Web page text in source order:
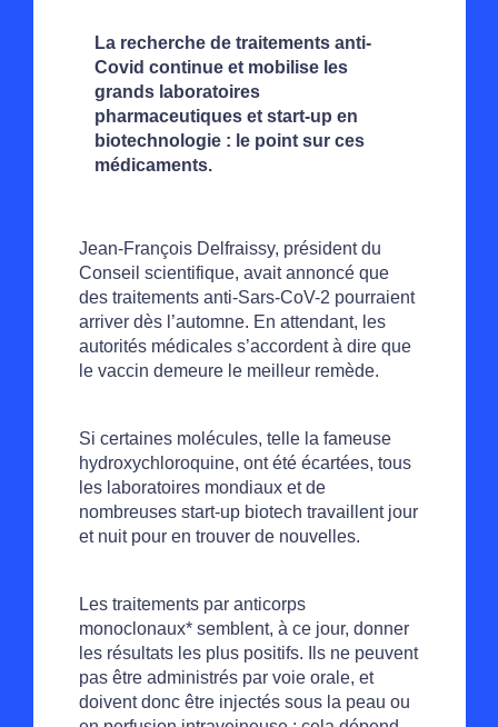
La recherche de traitements anti-
Covid continue et mobilise les
grands laboratoires
pharmaceutiques et start-up en
biotechnologie : le point sur ces
médicaments.
Jean-François Delfraissy, président du
Conseil scientifique, avait annoncé que
des traitements anti-Sars-CoV-2 pourraient
arriver dès l’automne. En attendant, les
autorités médicales s’accordent à dire que
le vaccin demeure le meilleur remède.
Si certaines molécules, telle la fameuse
hydroxychloroquine, ont été écartées, tous
les laboratoires mondiaux et de
nombreuses start-up biotech travaillent jour
et nuit pour en trouver de nouvelles.
Les traitements par anticorps
monoclonaux* semblent, à ce jour, donner
les résultats les plus positifs. Ils ne peuvent
pas être administrés par voie orale, et
doivent donc être injectés sous la peau ou